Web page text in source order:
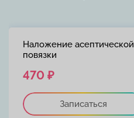
Наложение асептической
повязки
470 ₽
Записаться